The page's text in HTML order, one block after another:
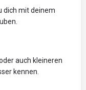
dich mit deinem
auch kleineren
kennen.